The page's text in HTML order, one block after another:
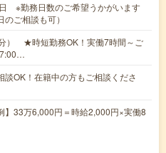
※勤務日数のご希望うかがいます
のご相談も可）
） ★時短勤務OK！実働7時間～ご
OK！在籍中の方もご相談くださ
33万6,000円＝時給2,000円×実働8